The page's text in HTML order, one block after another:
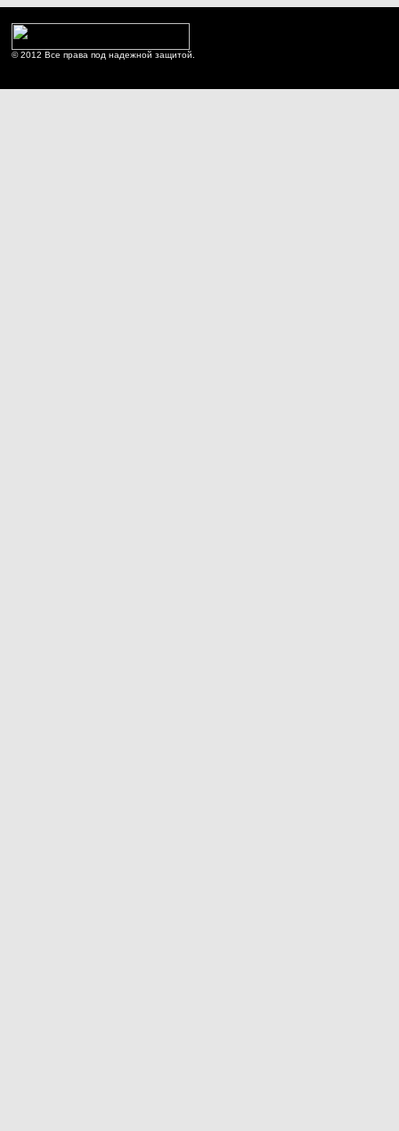
© 2012 Все права под надежной защитой.